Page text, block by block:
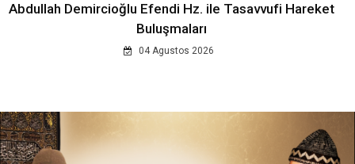
Abdullah Demircioğlu Efendi Hz. ile Tasavvufi Hareket
Buluşmaları
04 Agustos 2026